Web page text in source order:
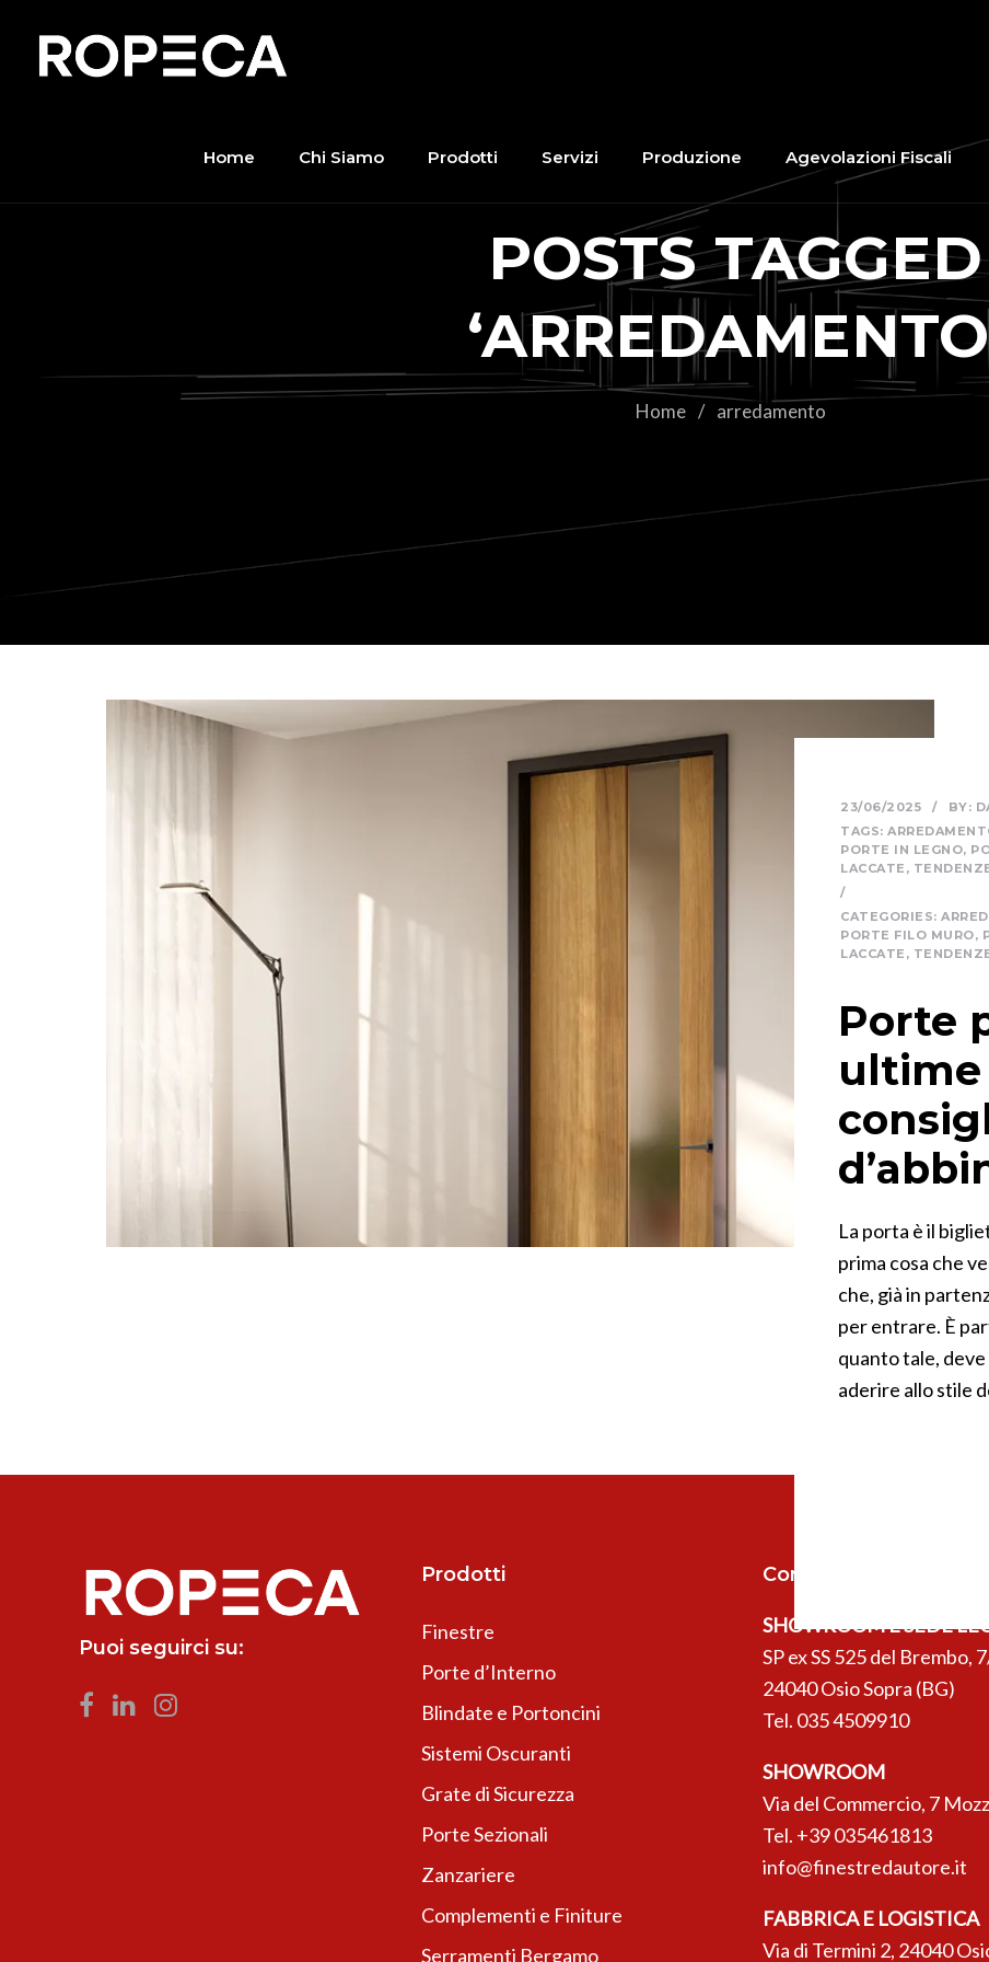
Home Chi Siamo Prodotti Servizi Produzione Agevolazioni Fiscali
POSTS TAGGED
Home / arredamento
23/06/2025 / BY:
TAGS:
PORTE IN LEGNO,
LACCATE ,
/
CATEGORIES:
PORTE FILO MURO,
LACCATE ,
Porte
ultime
La porta è il
prima cosa che
che, già in
per entrare. È
quanto tale,
aderire allo stile
Puoi seguirci su:
Prodotti
Finestre
Porte d’Interno
Blindate e Portoncini
Sistemi Oscuranti
Grate di Sicurezza
Porte Sezionali
Zanzariere
Complementi e Finiture
Serramenti Bergamo
Contatti
SHOWROOM E SEDE
SP ex SS 525 del Brembo,
24040 Osio Sopra (BG)
Tel. 035 4509910
SHOWROOM
Via del Commercio, 7
Tel. +39 035461813
info@finestredautore.it
FABBRICA E LOGISTICA
Via di Termini 2, 24040